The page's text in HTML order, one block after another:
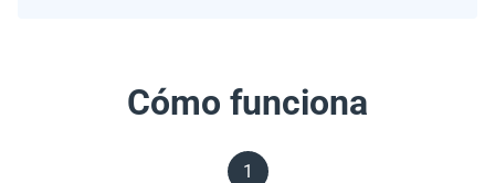
Cómo funciona
1